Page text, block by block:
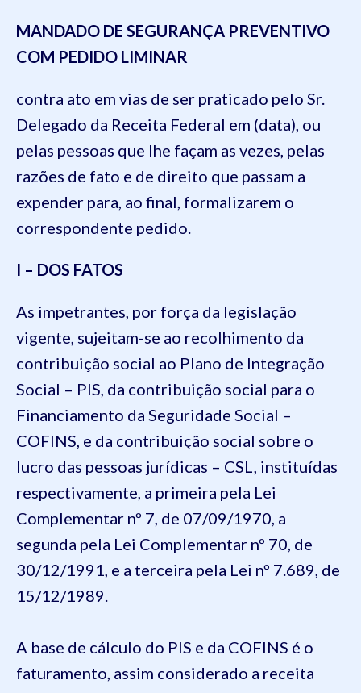
MANDADO DE SEGURANÇA PREVENTIVO
COM PEDIDO LIMINAR
contra ato em vias de ser praticado pelo Sr.
Delegado da Receita Federal em (data), ou
pelas pessoas que lhe façam as vezes, pelas
razões de fato e de direito que passam a
expender para, ao final, formalizarem o
correspondente pedido.
I – DOS FATOS
As impetrantes, por força da legislação
vigente, sujeitam-se ao recolhimento da
contribuição social ao Plano de Integração
Social – PIS, da contribuição social para o
Financiamento da Seguridade Social –
COFINS, e da contribuição social sobre o
lucro das pessoas jurídicas – CSL, instituídas
respectivamente, a primeira pela Lei
Complementar nº 7, de 07/09/1970, a
segunda pela Lei Complementar nº 70, de
30/12/1991, e a terceira pela Lei nº 7.689, de
15/12/1989.
A base de cálculo do PIS e da COFINS é o
faturamento, assim considerado a receita